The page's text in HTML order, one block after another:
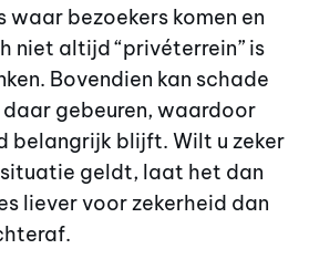
waar bezoekers komen en
niet altijd “privéterrein” is
Bovendien kan schade
gebeuren, waardoor
belangrijk blijft. Wilt u zeker
geldt, laat het dan
liever voor zekerheid dan